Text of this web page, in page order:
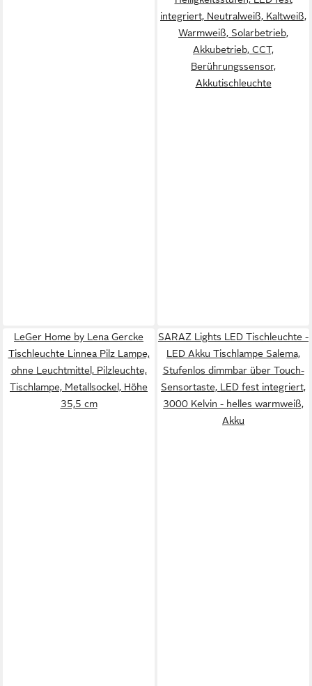
integriert, Neutralweiß, Kaltweiß,
Warmweiß, Solarbetrieb,
Akkubetrieb, CCT,
Berührungssensor,
Akkutischleuchte
LeGer Home by Lena Gercke
Tischleuchte Linnea Pilz Lampe,
ohne Leuchtmittel, Pilzleuchte,
Tischlampe, Metallsockel, Höhe
35,5 cm
SARAZ Lights LED Tischleuchte -
LED Akku Tischlampe Salema,
Stufenlos dimmbar über Touch-
Sensortaste, LED fest integriert,
3000 Kelvin - helles warmweiß,
Akku